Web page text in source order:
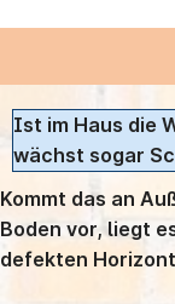
Ist im Haus die
wächst sogar
Kommt das an
Boden vor, liegt
defekten